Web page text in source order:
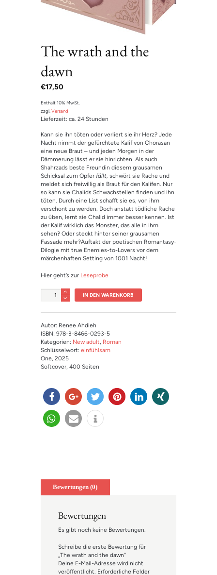
The wrath and the
dawn
€17,50
Enthält 10% MwSt.
zzgl. Versand
Lieferzeit: ca. 24 Stunden
Kann sie ihn töten oder verliert sie ihr Herz? Jede
Nacht nimmt der gefürchtete Kalif von Chorasan
eine neue Braut – und jeden Morgen in der
Dämmerung lässt er sie hinrichten. Als auch
Shahrzads beste Freundin diesem grausamen
Schicksal zum Opfer fällt, schwört sie Rache und
meldet sich freiwillig als Braut für den Kalifen. Nur
so kann sie Chalids Schwachstellen finden und ihn
töten. Durch eine List schafft sie es, von ihm
verschont zu werden. Doch anstatt tödliche Rache
zu üben, lernt sie Chalid immer besser kennen. Ist
der Kalif wirklich das Monster, das alle in ihm
sehen? Oder steckt hinter seiner grausamen
Fassade mehr?Auftakt der poetischen Romantasy-
Dilogie mit true Enemies-to-Lovers vor dem
märchenhaften Setting von 1001 Nacht!
Hier geht’s zur Leseprobe
Anzahl IN DEN WARENKORB
Autor: Renee Ahdieh
ISBN: 978-3-8466-0293-5
Kategorien: New adult, Roman
Schlüsselwort: einfühlsam
One, 2025
Softcover, 400 Seiten
teilen teilen twitter
Bewertungen (0)
Bewertungen
Es gibt noch keine Bewertungen.
Schreibe die erste Bewertung für
„The wrath and the dawn“
Deine E-Mail-Adresse wird nicht
veröffentlicht. Erforderliche Felder